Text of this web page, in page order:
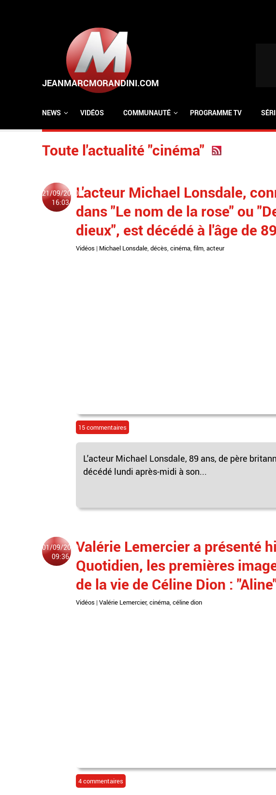
NEWS VIDÉOS COMMUNAUTÉ PROGRAMME TV
Toute l'actualité "cinéma"
21/09/2020
16:03
L'acteur Michael Lonsdale,
dans "Le nom de la rose" ou
dieux", est décédé à l'âge de
Vidéos | Michael Lonsdale, décès, cinéma, film, acteur
15 commentaires
L'acteur Michael Lonsdale, 89 ans, de père
décédé lundi après-midi à son...
01/09/2020
09:36
Valérie Lemercier a présenté
Quotidien, les premières
de la vie de Céline Dion :
Vidéos | Valérie Lemercier, cinéma céline dion
4 commentaires